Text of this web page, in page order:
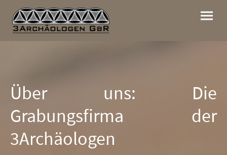
Über uns: Die
Grabungsfirma der
3Archäologen